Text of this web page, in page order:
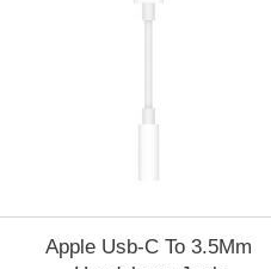
Apple Usb-C To 3.5Mm